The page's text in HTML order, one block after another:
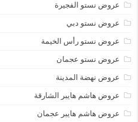
عروض نستو الفجيرة
عروض نستو دبي
عروض نستو رأس الخيمة
عروض نستو عجمان
عروض نهضة المدينة
عروض هاشم هايبر الشارقة
عروض هاشم هايبر عجمان